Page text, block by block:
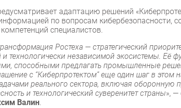
адаптацию решений
по вопросам кибербезопасности,
специалистов.
Ростеха — стратегический
технологически независимой экосистемы. Её
способными предлагать промышленные
с “Киберпротектом” еще один шаг в
реального сектора, включая оборонную
и технологический суверенитет страны»,
Валин.